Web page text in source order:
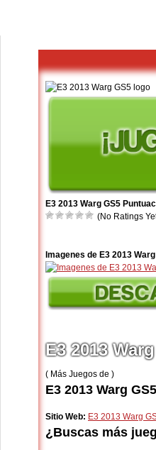
E3 2013 Warg GS5
(No Ratings
Imagenes de E3 2013
E3 2013
( Más Juegos de )
E3 2013 Warg
Sitio Web: E3 2013 Warg
¿Buscas más